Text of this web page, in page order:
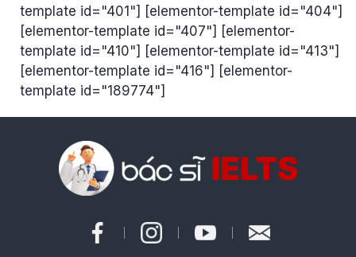
template id="401"] [elementor-template id="404"]
[elementor-template id="407"] [elementor-
template id="410"] [elementor-template id="413"]
[elementor-template id="416"] [elementor-
template id="189774"]